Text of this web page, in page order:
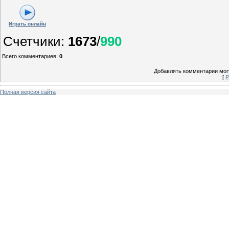
Играть онлайн
Счетчики: 1673/990
Всего комментариев: 0
Добавлять комментарии
[
Полная версия сайта